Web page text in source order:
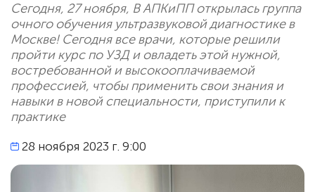
Сегодня, 27 ноября, В АПКиПП открылась группа
очного обучения ультразвуковой диагностике в
Москве! Сегодня все врачи, которые решили
пройти курс по УЗД и овладеть этой нужной,
востребованной и высокооплачиваемой
профессией, чтобы применить свои знания и
навыки в новой специальности, приступили к
практике
28 ноября 2023 г. 9:00